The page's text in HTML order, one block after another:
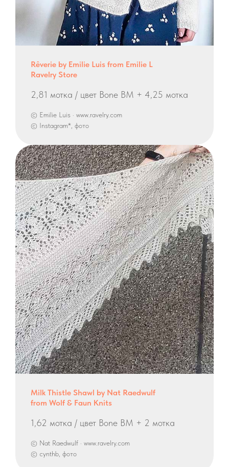
Rêverie by Emilie Luis from Emilie L
Ravelry Store
2,81 мотка / цвет Bone BM + 4,25 мотка
© Emilie Luis · www.ravelry.com
© Instagram*, фото
Milk Thistle Shawl by Nat Raedwulf
from Wolf & Faun Knits
1,62 мотка / цвет Bone BM + 2 мотка
© Nat Raedwulf · www.ravelry.com
© cynthb, фото